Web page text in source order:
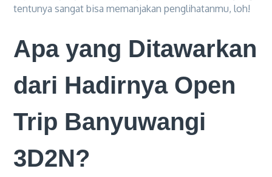
tentunya sangat bisa memanjakan penglihatanmu, loh!
Apa yang Ditawarkan
dari Hadirnya Open
Trip Banyuwangi
3D2N?